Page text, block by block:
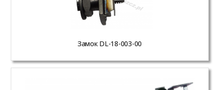
Замок DL-18-003-00